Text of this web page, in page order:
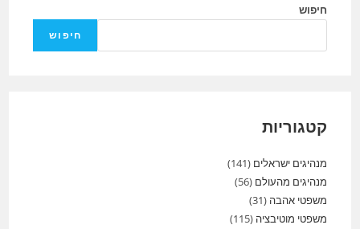
חיפוש
חיפוש
קטגוריות
מנהיגים ישראלים (141)
מנהיגים מהעולם (56)
משפטי אהבה (31)
משפטי מוטיבציה (115)